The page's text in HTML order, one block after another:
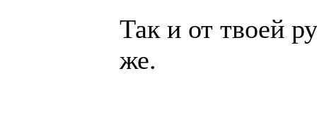
Так и от твоей
же.